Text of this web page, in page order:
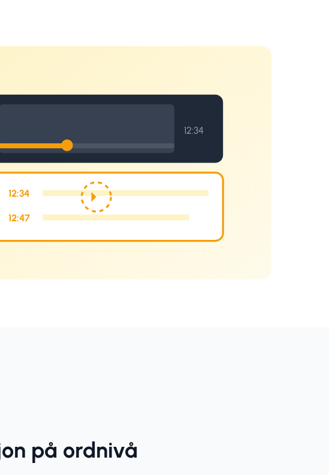
12:34
12:34
12:47
på ordnivå